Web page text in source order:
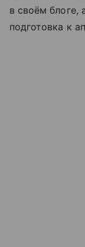
в своём блоге,
подготовка к